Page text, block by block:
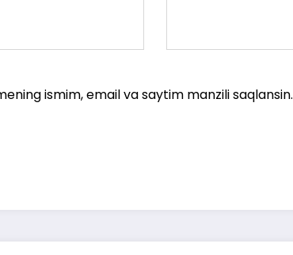
ismim, email va saytim manzili saqlansin.